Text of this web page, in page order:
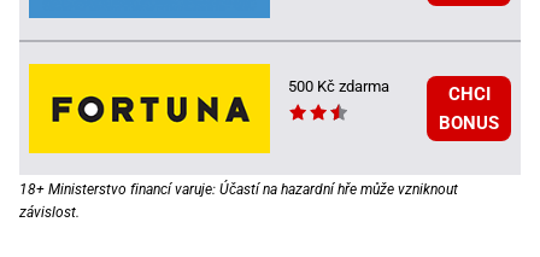
500 Kč zdarma
CHCI
BONUS
18+ Ministerstvo financí varuje: Účastí na hazardní hře může vzniknout
závislost.